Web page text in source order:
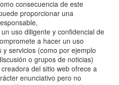
consecuencia de este
proporcionar una
uso diligente y confidencial de
a hacer un uso
servicios (como por ejemplo
o grupos de noticias)
del sitio web ofrece a
enunciativo pero no